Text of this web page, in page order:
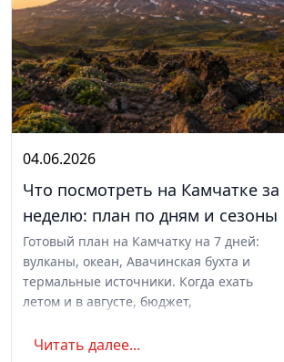
04.06.2026
Что посмотреть на Камчатке за
неделю: план по дням и сезоны
Готовый план на Камчатку на 7 дней:
вулканы, океан, Авачинская бухта и
термальные источники. Когда ехать
летом и в августе, бюджет,
Читать далее...